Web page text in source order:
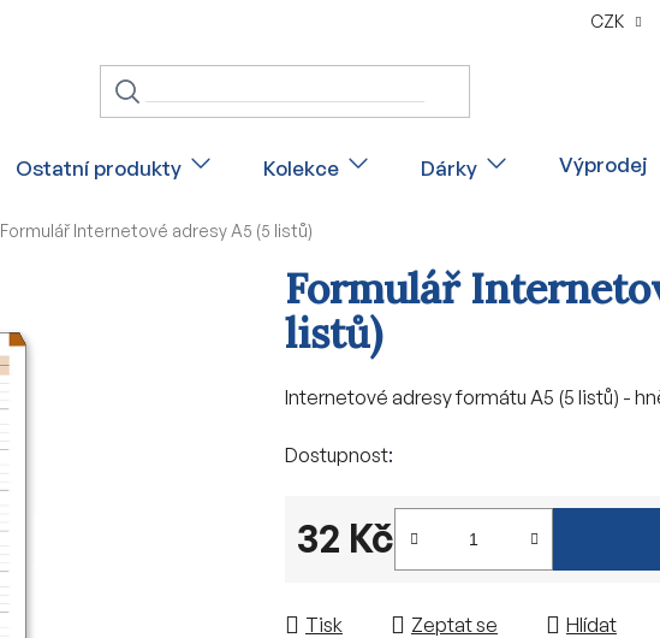
CZK
Ostatní produkty Kolekce Dárky Výprodej
Formulář Internetové adresy A5 (5 listů)
Formulář
listů)
Internetové adresy formátu A5 (5 listů) -
Dostupnost
32 Kč
Měrná cena:
Tisk Zeptat se Hlídat